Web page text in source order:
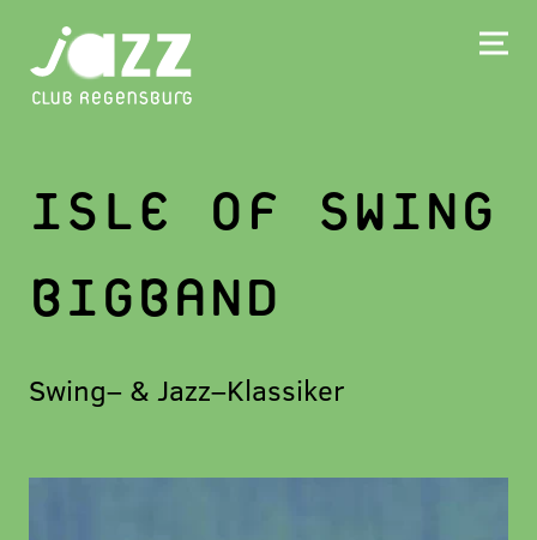
ISLE OF SWING
BIGBAND
Swing– & Jazz–Klassiker